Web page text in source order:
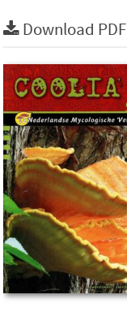
Download PDF